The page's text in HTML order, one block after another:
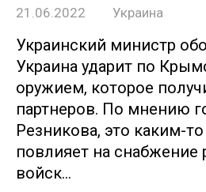
21.06.2022 Украина
Украинский министр
Украина ударит по
оружием, которое
партнеров. По мнению
Резникова, это каким-
повлияет на снабжение
войск…